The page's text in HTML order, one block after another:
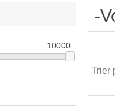
10000
-
Trier